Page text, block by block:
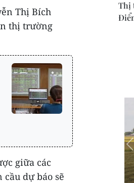
Thị Bích
thị trường
giữa các
dự báo sẽ
Thị